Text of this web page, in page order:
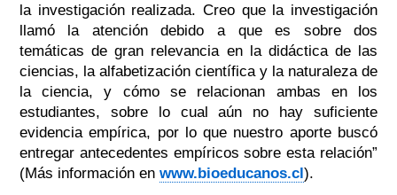
la investigación realizada. Creo que la investigación
llamó la atención debido a que es sobre dos
temáticas de gran relevancia en la didáctica de las
ciencias, la alfabetización científica y la naturaleza de
la ciencia, y cómo se relacionan ambas en los
estudiantes, sobre lo cual aún no hay suficiente
evidencia empírica, por lo que nuestro aporte buscó
entregar antecedentes empíricos sobre esta relación”
(Más información en www.bioeducanos.cl).